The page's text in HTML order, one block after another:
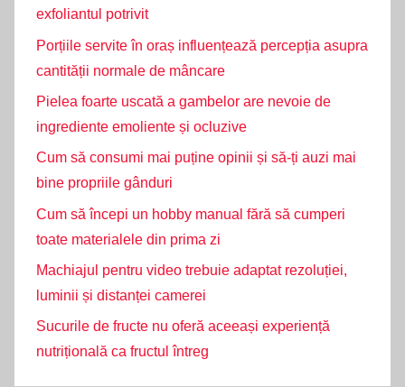
exfoliantul potrivit
Porțiile servite în oraș influențează percepția asupra
cantității normale de mâncare
Pielea foarte uscată a gambelor are nevoie de
ingrediente emoliente și ocluzive
Cum să consumi mai puține opinii și să-ți auzi mai
bine propriile gânduri
Cum să începi un hobby manual fără să cumperi
toate materialele din prima zi
Machiajul pentru video trebuie adaptat rezoluției,
luminii și distanței camerei
Sucurile de fructe nu oferă aceeași experiență
nutrițională ca fructul întreg